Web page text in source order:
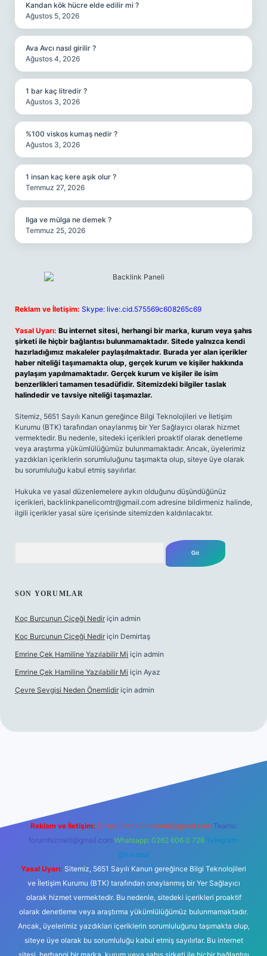
Kandan kök hücre elde edilir mi ?
Ağustos 5, 2026
Ava Avcı nasıl girilir ?
Ağustos 4, 2026
1 bar kaç litredir ?
Ağustos 3, 2026
%100 viskos kumaş nedir ?
Ağustos 3, 2026
1 insan kaç kere aşık olur ?
Temmuz 27, 2026
Ilga ve mülga ne demek ?
Temmuz 25, 2026
Reklam ve İletişim: Skype: live:.cid.575569c608265c69
Yasal Uyarı: Bu internet sitesi, herhangi bir marka, kurum veya şahıs
şirketi ile hiçbir bağlantısı bulunmamaktadır. Sitede yalnızca kendi
hazırladığımız makaleler paylaşılmaktadır. Burada yer alan içerikler
haber niteliği taşımamakta olup, gerçek kurum ve kişiler hakkında
paylaşım yapılmamaktadır. Gerçek kurum ve kişiler ile isim
benzerlikleri tamamen tesadüfidir. Sitemizdeki bilgiler taslak
halindedir ve tavsiye niteliği taşımazlar.
Sitemiz, 5651 Sayılı Kanun gereğince Bilgi Teknolojileri ve İletişim
Kurumu (BTK) tarafından onaylanmış bir Yer Sağlayıcı olarak hizmet
vermektedir. Bu nedenle, sitedeki içerikleri proaktif olarak denetleme
veya araştırma yükümlülüğümüz bulunmamaktadır. Ancak, üyelerimiz
yazdıkları içeriklerin sorumluluğunu taşımakta olup, siteye üye olarak
bu sorumluluğu kabul etmiş sayılırlar.
Hukuka ve yasal düzenlemelere aykırı olduğunu düşündüğünüz
içerikleri, backlinkpanelicomtr@gmail.com adresine bildirmeniz halinde,
ilgili içerikler yasal süre içerisinde sitemizden kaldırılacaktır.
SON YORUMLAR
Koç Burcunun Çiçeği Nedir için admin
Koç Burcunun Çiçeği Nedir için Demirtaş
Emrine Çek Hamiline Yazılabilir Mi için admin
Emrine Çek Hamiline Yazılabilir Mi için Ayaz
Çevre Sevgisi Neden Önemlidir için admin
Reklam ve İletişim: E-mail: backlinkpaneli@gmail.com Teams:
forumhizmeti@gmail.com Whatsapp: 0262 606 0 726 Telegram:
@karabul
Yasal Uyarı: Sitemiz, 5651 Sayılı Kanun gereğince Bilgi Teknolojileri
ve İletişim Kurumu (BTK) tarafından onaylanmış bir Yer Sağlayıcı
olarak hizmet vermektedir. Bu nedenle, sitedeki içerikleri proaktif
olarak denetleme veya araştırma yükümlülüğümüz bulunmamaktadır.
Ancak, üyelerimiz yazdıkları içeriklerin sorumluluğunu taşımakta olup,
siteye üye olarak bu sorumluluğu kabul etmiş sayılırlar. Bu internet